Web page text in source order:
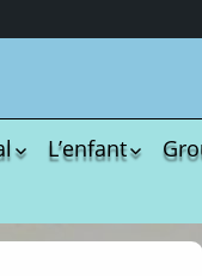
gestes
L’enfant
La Séparation